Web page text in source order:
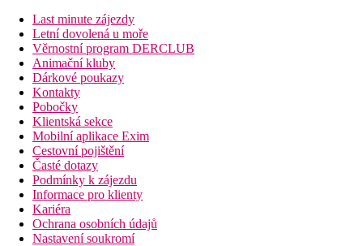
Fotogalerie
Last minute zájezdy
Letní dovolená u moře
Věrnostní program DERCLUB
Animační kluby
Dárkové poukazy
Kontakty
Pobočky
Klientská sekce
Mobilní aplikace Exim
Cestovní pojištění
Časté dotazy
Podmínky k zájezdu
Informace pro klienty
Kariéra
Ochrana osobních údajů
Nastavení soukromí